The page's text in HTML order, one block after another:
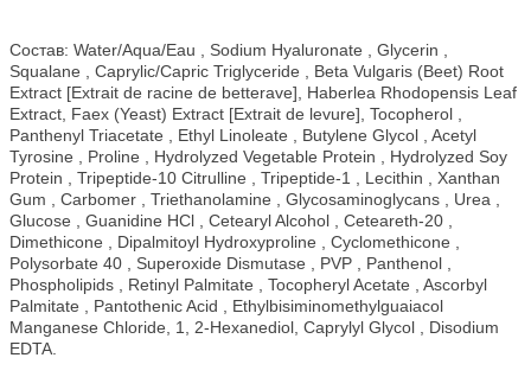
Состав: Water/Aqua/Eau , Sodium Hyaluronate , Glycerin ,
Squalane , Caprylic/Capric Triglyceride , Beta Vulgaris (Beet) Root
Extract [Extrait de racine de betterave], Haberlea Rhodopensis Leaf
Extract, Faex (Yeast) Extract [Extrait de levure], Tocopherol ,
Panthenyl Triacetate , Ethyl Linoleate , Butylene Glycol , Acetyl
Tyrosine , Proline , Hydrolyzed Vegetable Protein , Hydrolyzed Soy
Protein , Tripeptide-10 Citrulline , Tripeptide-1 , Lecithin , Xanthan
Gum , Carbomer , Triethanolamine , Glycosaminoglycans , Urea ,
Glucose , Guanidine HCl , Cetearyl Alcohol , Ceteareth-20 ,
Dimethicone , Dipalmitoyl Hydroxyproline , Cyclomethicone ,
Polysorbate 40 , Superoxide Dismutase , PVP , Panthenol ,
Phospholipids , Retinyl Palmitate , Tocopheryl Acetate , Ascorbyl
Palmitate , Pantothenic Acid , Ethylbisiminomethylguaiacol
Manganese Chloride, 1, 2-Hexanediol, Caprylyl Glycol , Disodium
EDTA.